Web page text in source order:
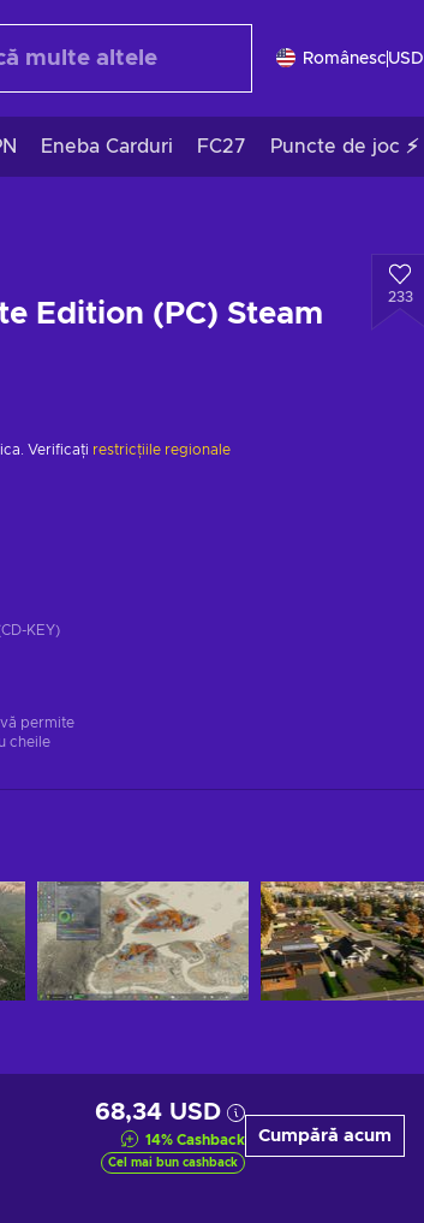
Românesc USD
Eneba Carduri FC27 Puncte de joc ⚡
Edition (PC) Steam
233
Verificați restricțiile regionale
KEY)
permite
cheile
68,34 USD
14% Cashback
Cel mai bun cashback
Cumpără acum